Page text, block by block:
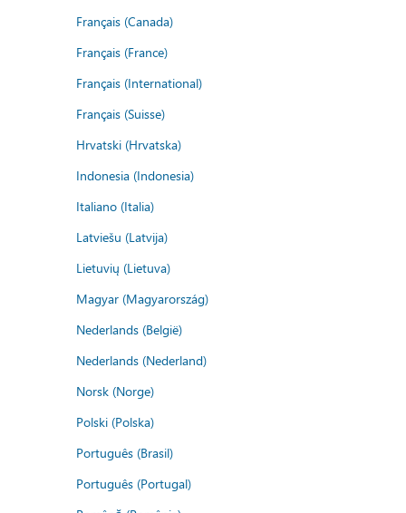
Français (Canada)
Français (France)
Français (International)
Français (Suisse)
Hrvatski (Hrvatska)
Indonesia (Indonesia)
Italiano (Italia)
Latviešu (Latvija)
Lietuvių (Lietuva)
Magyar (Magyarország)
Nederlands (België)
Nederlands (Nederland)
Norsk (Norge)
Polski (Polska)
Português (Brasil)
Português (Portugal)